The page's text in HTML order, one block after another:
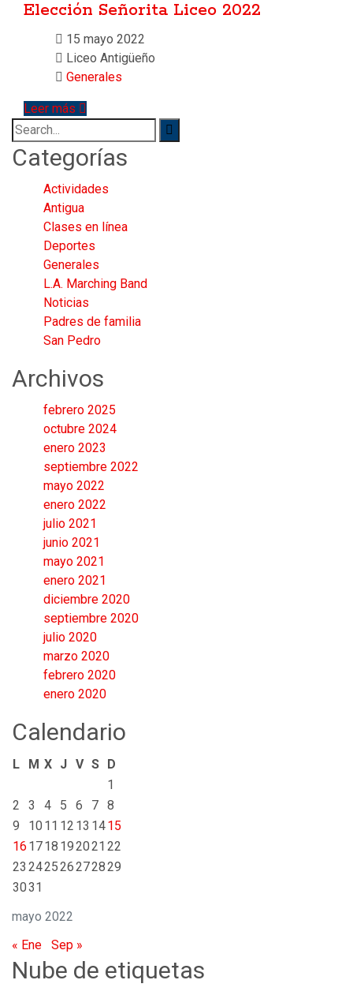
Elección Señorita Liceo 2022
15 mayo 2022
Liceo Antigüeño
Generales
Leer más
Search
for:
Categorías
Actividades
Antigua
Clases en línea
Deportes
Generales
L.A. Marching Band
Noticias
Padres de familia
San Pedro
Archivos
febrero 2025
octubre 2024
enero 2023
septiembre 2022
mayo 2022
enero 2022
julio 2021
junio 2021
mayo 2021
enero 2021
diciembre 2020
septiembre 2020
julio 2020
marzo 2020
febrero 2020
enero 2020
Calendario
mayo 2022
L M X J V S
D
1
2
3 4 5 6 7 8
9
10 11 12 13 1415
16 1718 192021 22
23 242526272829
3031
« Ene Sep »
Nube de etiquetas